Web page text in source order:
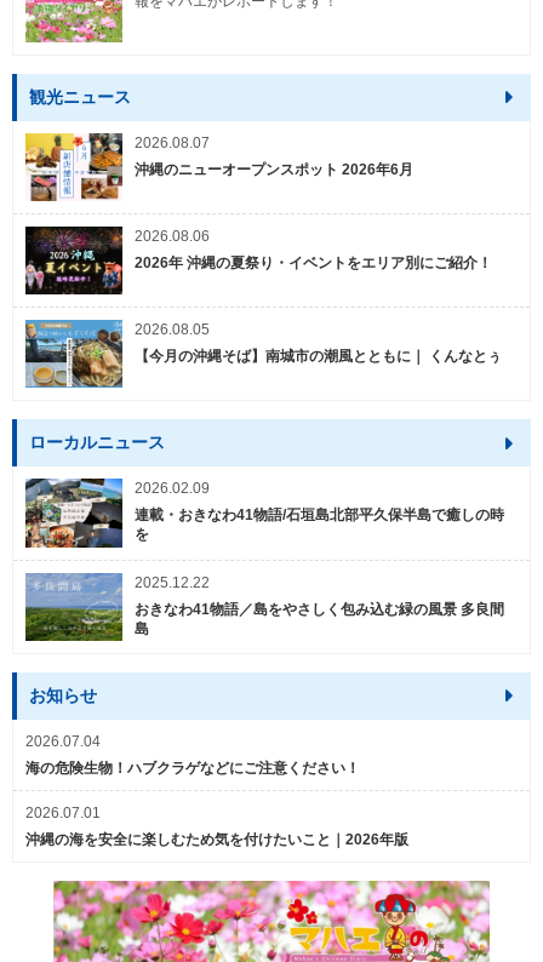
観光ニュース
2026.08.07
沖縄のニューオープンスポット 2026年6月
2026.08.06
2026年 沖縄の夏祭り・イベントをエリア別にご紹介！
2026.08.05
【今月の沖縄そば】南城市の潮風とともに｜ くんなとぅ
ローカルニュース
2026.02.09
連載・おきなわ41物語/石垣島北部平久保半島で癒しの時
を
2025.12.22
おきなわ41物語／島をやさしく包み込む緑の風景 多良間
島
お知らせ
2026.07.04
海の危険生物！ハブクラゲなどにご注意ください！
2026.07.01
沖縄の海を安全に楽しむため気を付けたいこと｜2026年版